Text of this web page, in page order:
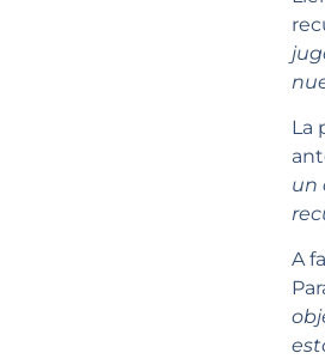
La
un
A